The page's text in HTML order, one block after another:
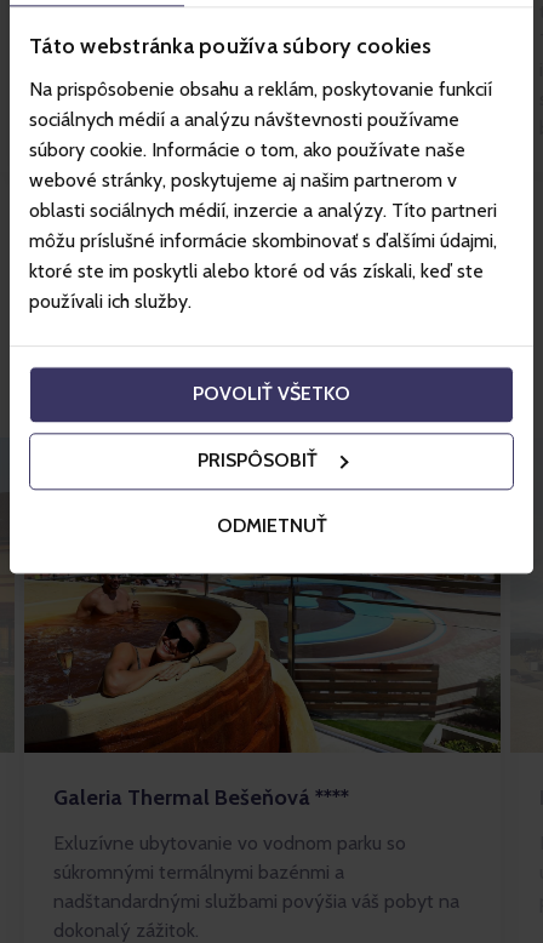
Táto webstránka používa súbory cookies
Na prispôsobenie obsahu a reklám, poskytovanie funkcií
sociálnych médií a analýzu návštevnosti používame
súbory cookie. Informácie o tom, ako používate naše
webové stránky, poskytujeme aj našim partnerom v
oblasti sociálnych médií, inzercie a analýzy. Títo partneri
môžu príslušné informácie skombinovať s ďalšími údajmi,
ktoré ste im poskytli alebo ktoré od vás získali, keď ste
používali ich služby.
POVOLIŤ VŠETKO
PRISPÔSOBIŤ
ODMIETNUŤ
Viac o stredisku
Gopassom.
Galeria Thermal Bešeňová ****
Exluzívne ubytovanie vo vodnom parku so
súkromnými termálnymi bazénmi a
nadštandardnými službami povýšia váš pobyt na
dokonalý zážitok.